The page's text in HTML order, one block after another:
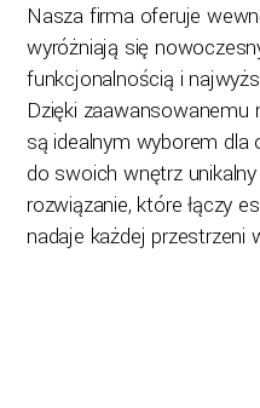
Nasza firma oferuje
wyróżniają się
funkcjonalnością i
Dzięki
są idealnym wyborem
do swoich wnętrz
rozwiązanie, które łączy
nadaje każdej przestrzeni